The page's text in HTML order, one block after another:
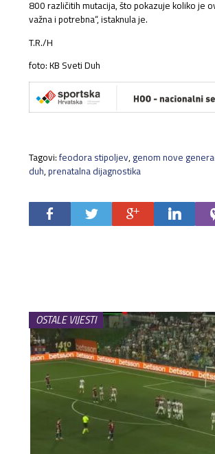
800 različitih mutacija, što pokazuje koliko je
važna i potrebna“, istaknula je.
T.R./H
foto: KB Sveti Duh
Tagovi:feodora stipoljev, genom nove
duh,prenatalna dijagnostika
OSTALE VIJESTI